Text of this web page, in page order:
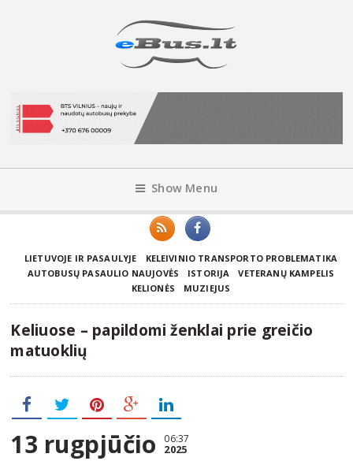
Show Menu
LIETUVOJE IR PASAULYJE
KELEIVINIO TRANSPORTO PROBLEMATIKA
AUTOBUSŲ PASAULIO NAUJOVĖS
ISTORIJA
VETERANŲ KAMPELIS
KELIONĖS
MUZIEJUS
Keliuose – papildomi ženklai prie greičio
matuoklių
13 rugpjūčio 06:37
2025